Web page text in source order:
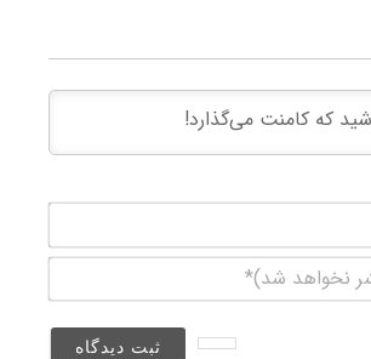
(منتشر